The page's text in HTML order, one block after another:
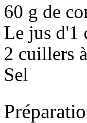
60 g de
Le jus d'1
2 cuillers
Sel